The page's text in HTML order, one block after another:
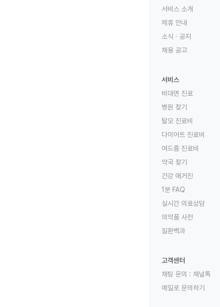
서비스 소개
제휴 안내
소식 · 공지
채용 공고
서비스
비대면 진료
병원 찾기
탈모 진료비
다이어트 진료비
여드름 진료비
약국 찾기
건강 매거진
1분 FAQ
실시간 의료상담
의약품 사전
질환백과
고객센터
채팅 문의 : 채널톡
메일로 문의하기